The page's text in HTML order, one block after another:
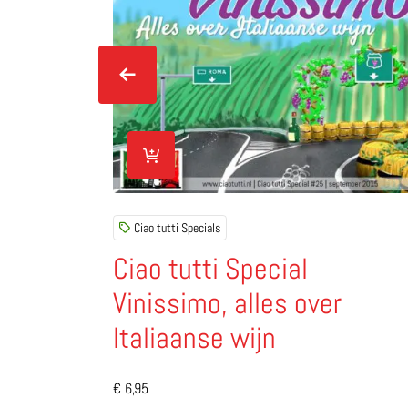
Ciao tutti Specials
Ciao tutti Special
Vinissimo, alles over
Italiaanse wijn
Lees meer over Ciao tutti Special
€ 6,95